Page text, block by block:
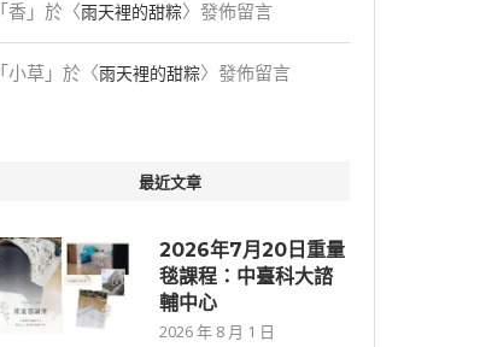
「香 」於〈雨天裡的甜粽〉發佈留言
「小草 」於〈雨天裡的甜粽〉發佈留言
最近文章
2026年7月20日重量
毯課程：中臺科大諮
輔中心
2026 年 8 月 1 日